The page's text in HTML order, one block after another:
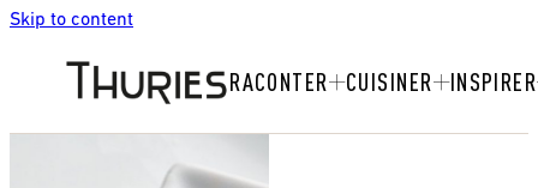
Skip to content
RACONTER CUISINER INSPIRER